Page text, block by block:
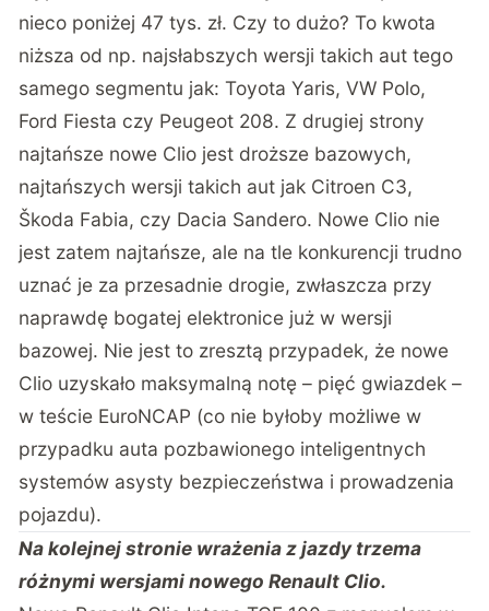
nieco poniżej 47 tys. zł. Czy to dużo? To kwota
niższa od np. najsłabszych wersji takich aut tego
samego segmentu jak: Toyota Yaris, VW Polo,
Ford Fiesta czy Peugeot 208. Z drugiej strony
najtańsze nowe Clio jest droższe bazowych,
najtańszych wersji takich aut jak Citroen C3,
Škoda Fabia, czy Dacia Sandero. Nowe Clio nie
jest zatem najtańsze, ale na tle konkurencji trudno
uznać je za przesadnie drogie, zwłaszcza przy
naprawdę bogatej elektronice już w wersji
bazowej. Nie jest to zresztą przypadek, że nowe
Clio uzyskało maksymalną notę – pięć gwiazdek –
w teście EuroNCAP (co nie byłoby możliwe w
przypadku auta pozbawionego inteligentnych
systemów asysty bezpieczeństwa i prowadzenia
pojazdu).
Na kolejnej stronie wrażenia z jazdy trzema
różnymi wersjami nowego Renault Clio.